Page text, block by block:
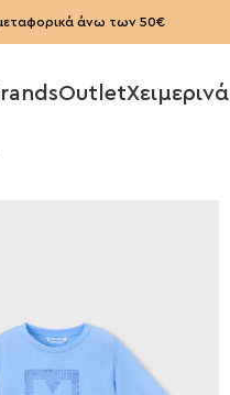
άνω των 50€
OutletΧειμερινά